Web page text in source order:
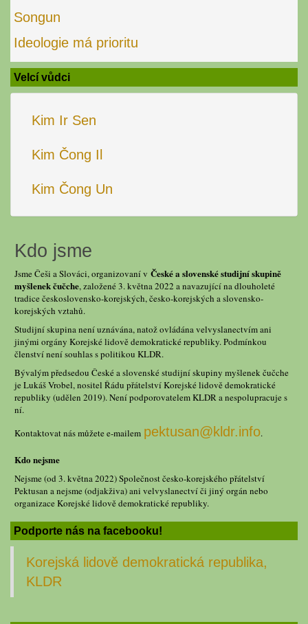
Songun
Ideologie má prioritu
Velcí vůdci
Kim Ir Sen
Kim Čong Il
Kim Čong Un
Kdo jsme
Jsme Češi a Slováci, organizovaní v České a slovenské studijní skupině
myšlenek čučche, založené 3. května 2022 a navazující na dlouholeté
tradice československo-korejských, česko-korejských a slovensko-
korejských vztahů.
Studijní skupina není uznávána, natož ovládána velvyslanectvím ani
jinými orgány Korejské lidově demokratické republiky. Podmínkou
členství není souhlas s politikou KLDR.
Bývalým předsedou České a slovenské studijní skupiny myšlenek čučche
je Lukáš Vrobel, nositel Řádu přátelství Korejské lidově demokratické
republiky (udělen 2019). Není podporovatelem KLDR a nespolupracuje s
ní.
Kontaktovat nás můžete e-mailem pektusan@kldr.info.
Kdo nejsme
Nejsme (od 3. května 2022) Společnost česko-korejského přátelství
Pektusan a nejsme (odjakživa) ani velvyslanectví či jiný orgán nebo
organizace Korejské lidově demokratické republiky.
Podporte nás na facebooku!
Korejská lidově demokratická republika,
KLDR